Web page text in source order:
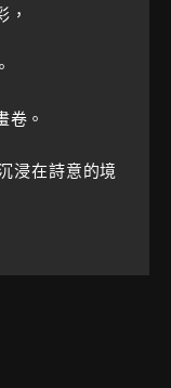
，
卷。
浸在詩意的境